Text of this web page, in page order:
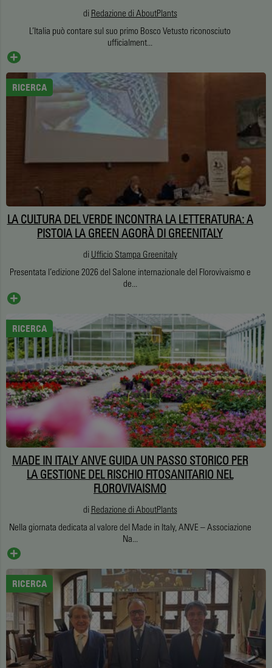
di Redazione di AboutPlants
L’Italia può contare sul suo primo Bosco Vetusto riconosciuto
ufficialment...
RICERCA
LA CULTURA DEL VERDE INCONTRA LA LETTERATURA: A
PISTOIA LA GREEN AGORÀ DI GREENITALY
di Ufficio Stampa Greenitaly
Presentata l’edizione 2026 del Salone internazionale del Florovivaismo e
de...
RICERCA
MADE IN ITALY ANVE GUIDA UN PASSO STORICO PER
LA GESTIONE DEL RISCHIO FITOSANITARIO NEL
FLOROVIVAISMO
di Redazione di AboutPlants
Nella giornata dedicata al valore del Made in Italy, ANVE – Associazione
Na...
RICERCA